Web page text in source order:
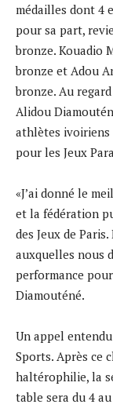
médailles dont 4
pour sa part,
bronze. Kouadio
bronze et Adou
bronze. Au
Alidou
athlètes
pour les Jeux
«J’ai donné le
et la fédération
des Jeux de
auxquelles nous
performance
Diamouténé.
Un appel
Sports. Après ce
haltérophilie, la
table sera du 4